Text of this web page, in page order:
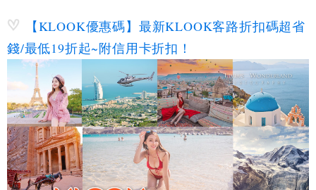
【KLOOK優惠碼】最新KLOOK客路折扣碼超省
錢/最低19折起~附信用卡折扣！